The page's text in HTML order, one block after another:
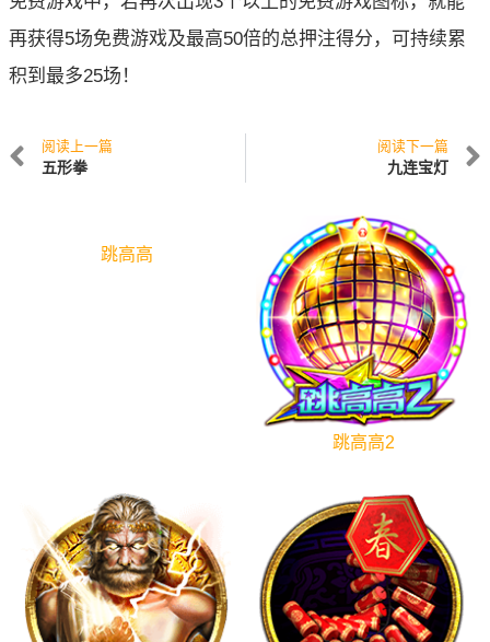
再获得5场免费游戏及最高50倍的总押注得分，可持续累
积到最多25场！
阅读上一篇
五形拳
阅读下一篇
九连宝灯
跳高高
跳高高2